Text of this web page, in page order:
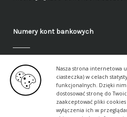
Nasza strona internetowa
ciasteczka) w celach
funkcjonalnych. Dzięki
dostosować stronę do
zaakceptować pliki
wyłączenia ich w
Numery kont bankowych
Fundusz administracyjny – ogólny
40 1050 1559 1000 0090 3288 6591
Fundusz aplikancki – ogólny
17 1050 1559 1000 0090 3288 6617